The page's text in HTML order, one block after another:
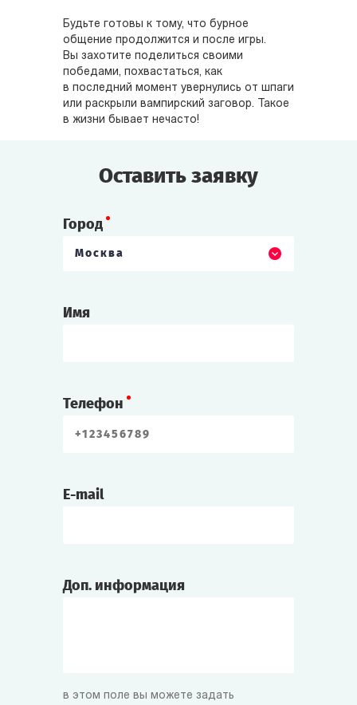
Будьте готовы к тому, что бурное
общение продолжится и после игры.
Вы захотите поделиться своими
победами, похвастаться, как
в последний момент увернулись от шпаги
или раскрыли вампирский заговор. Такое
в жизни бывает нечасто!
Оставить заявку
Город
Москва
Имя
Телефон
E-mail
Доп. информация
в этом поле вы можете задать